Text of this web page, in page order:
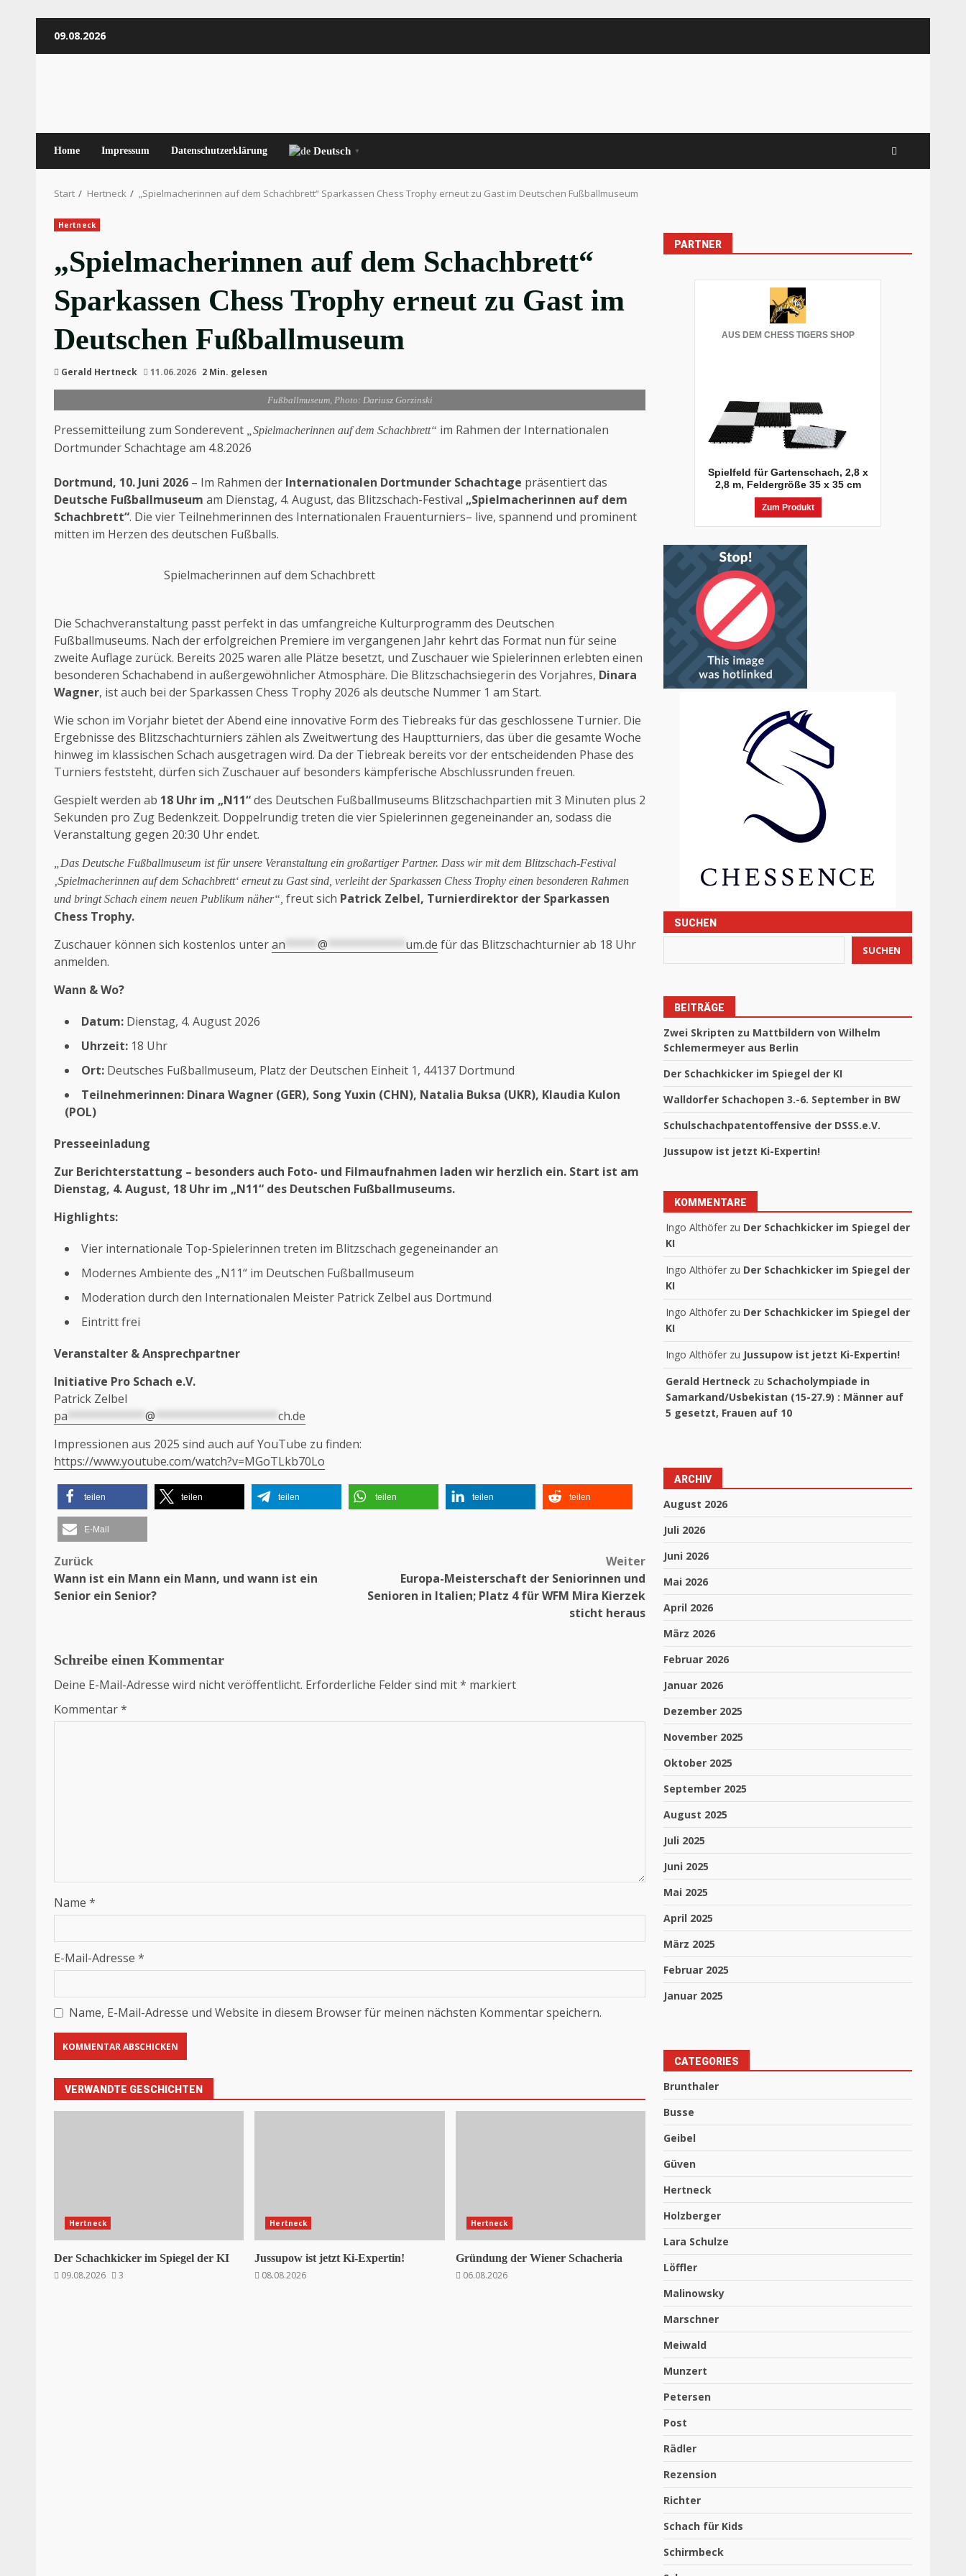
Inhalt09.08.2026
Home Impressum Datenschutzerklärung Deutsch ▼
Start Hertneck „Spielmacherinnen auf dem Schachbrett“ Sparkassen Chess Trophy erneut zu Gast im Deutschen Fußballmuseum
Hertneck
„Spielmacherinnen auf dem Schachbrett“
Sparkassen Chess Trophy erneut zu Gast im
Deutschen Fußballmuseum
Gerald Hertneck 11.06.2026 2 Min. gelesen
Fußballmuseum, Photo: Dariusz Gorzinski
Pressemitteilung zum Sonderevent „Spielmacherinnen auf dem Schachbrett“ im Rahmen der Internationalen
Dortmunder Schachtage am 4.8.2026
Dortmund, 10. Juni 2026 – Im Rahmen der Internationalen Dortmunder Schachtage präsentiert das
Deutsche Fußballmuseum am Dienstag, 4. August, das Blitzschach-Festival „Spielmacherinnen auf dem
Schachbrett“. Die vier Teilnehmerinnen des Internationalen Frauenturniers– live, spannend und prominent
mitten im Herzen des deutschen Fußballs.
Spielmacherinnen auf dem Schachbrett
Die Schachveranstaltung passt perfekt in das umfangreiche Kulturprogramm des Deutschen
Fußballmuseums. Nach der erfolgreichen Premiere im vergangenen Jahr kehrt das Format nun für seine
zweite Auflage zurück. Bereits 2025 waren alle Plätze besetzt, und Zuschauer wie Spielerinnen erlebten einen
besonderen Schachabend in außergewöhnlicher Atmosphäre. Die Blitzschachsiegerin des Vorjahres, Dinara
Wagner, ist auch bei der Sparkassen Chess Trophy 2026 als deutsche Nummer 1 am Start.
Wie schon im Vorjahr bietet der Abend eine innovative Form des Tiebreaks für das geschlossene Turnier. Die
Ergebnisse des Blitzschachturniers zählen als Zweitwertung des Hauptturniers, das über die gesamte Woche
hinweg im klassischen Schach ausgetragen wird. Da der Tiebreak bereits vor der entscheidenden Phase des
Turniers feststeht, dürfen sich Zuschauer auf besonders kämpferische Abschlussrunden freuen.
Gespielt werden ab 18 Uhr im „N11“des Deutschen Fußballmuseums Blitzschachpartien mit 3 Minuten plus 2
Sekunden pro Zug Bedenkzeit. Doppelrundig treten die vier Spielerinnen gegeneinander an, sodass die
Veranstaltung gegen 20:30 Uhr endet.
„Das Deutsche Fußballmuseum ist für unsere Veranstaltung ein großartiger Partner. Dass wir mit dem Blitzschach-Festival
‚Spielmacherinnen auf dem Schachbrett‘ erneut zu Gast sind, verleiht der Sparkassen Chess Trophy einen besonderen Rahmen
und bringt Schach einem neuen Publikum näher“, freut sich Patrick Zelbel, Turnierdirektor der Sparkassen
Chess Trophy.
Zuschauer können sich kostenlos unteran @ um.de für das Blitzschachturnier ab 18 Uhr
anmelden.
Wann & Wo?
Datum: Dienstag, 4. August 2026
Uhrzeit: 18 Uhr
Ort: Deutsches Fußballmuseum, Platz der Deutschen Einheit 1, 44137 Dortmund
Teilnehmerinnen: Dinara Wagner (GER), Song Yuxin (CHN), Natalia Buksa (UKR), Klaudia Kulon
(POL)
Presseeinladung
Zur Berichterstattung – besonders auch Foto- und Filmaufnahmen laden wir herzlich ein. Start ist am
Dienstag, 4. August, 18 Uhr im „N11“ des Deutschen Fußballmuseums.
Highlights:
Vier internationale Top-Spielerinnen treten im Blitzschach gegeneinander an
Modernes Ambiente des „N11“ im Deutschen Fußballmuseum
Moderation durch den Internationalen Meister Patrick Zelbel aus Dortmund
Eintritt frei
Veranstalter & Ansprechpartner
Initiative Pro Schach e.V.
Patrick Zelbel
pa
@
ch.de
Impressionen aus 2025 sind auch auf YouTube zu finden:
https://www.youtube.com/watch?v=MGoTLkb70Lo
teilen teilen teilen teilen teilen teilen
E-Mail
Beitragsnavigation
Zurück
Wann ist ein Mann ein Mann, und wann ist ein
Senior ein Senior?
Weiter
Europa-Meisterschaft der Seniorinnen und
Senioren in Italien; Platz 4 für WFM Mira Kierzek
sticht heraus
Schreibe einen Kommentar
Deine E-Mail-Adresse wird nicht veröffentlicht. Erforderliche Felder sind mit* markiert
Kommentar*
Name *
E-Mail-Adresse *
Name, E-Mail-Adresse und Website in diesem Browser für meinen nächsten Kommentar speichern.
VERWANDTE GESCHICHTEN
Hertneck
Der Schachkicker im Spiegel der KI
09.08.2026
3
Hertneck
Jussupow ist jetzt Ki-Expertin!
08.08.2026
Hertneck
Gründung der Wiener Schacheria
06.08.2026
PARTNER
AUS DEM CHESS TIGERS SHOP
Spielfeld für Gartenschach, 2,8 x
2,8 m, Feldergröße 35 x 35 cm
Zum Produkt
SUCHEN
SUCHEN
BEITRÄGE
Zwei Skripten zu Mattbildern von Wilhelm
Schlemermeyer aus Berlin
Der Schachkicker im Spiegel der KI
Walldorfer Schachopen 3.-6. September in BW
Schulschachpatentoffensive der DSSS.e.V.
Jussupow ist jetzt Ki-Expertin!
KOMMENTARE
Ingo Althöfer zu Der Schachkicker im Spiegel der
KI
Ingo Althöfer zu Der Schachkicker im Spiegel der
KI
Ingo Althöfer zu Der Schachkicker im Spiegel der
KI
Ingo Althöfer zu Jussupow ist jetzt Ki-Expertin!
Gerald Hertneck zu Schacholympiade in
Samarkand/Usbekistan (15-27.9) : Männer auf
5 gesetzt, Frauen auf 10
ARCHIV
August 2026
Juli 2026
Juni 2026
Mai 2026
April 2026
März 2026
Februar 2026
Januar 2026
Dezember 2025
November 2025
Oktober 2025
September 2025
August 2025
Juli 2025
Juni 2025
Mai 2025
April 2025
März 2025
Februar 2025
Januar 2025
CATEGORIES
Brunthaler
Busse
Geibel
Güven
Hertneck
Holzberger
Lara Schulze
Löffler
Malinowsky
Marschner
Meiwald
Munzert
Petersen
Post
Rädler
Rezension
Richter
Schach für Kids
Schirmbeck